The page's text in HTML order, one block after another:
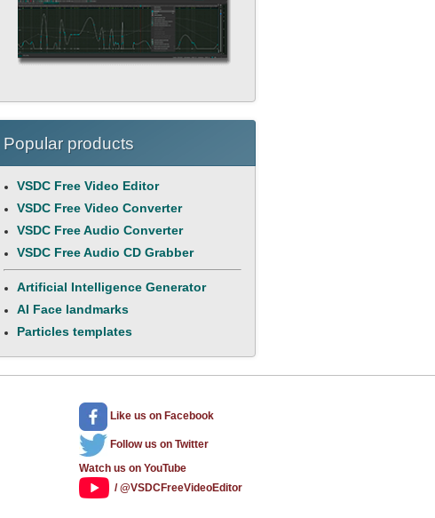
Popular products
VSDC Free Video Editor
VSDC Free Video Converter
VSDC Free Audio Converter
VSDC Free Audio CD Grabber
Artificial Intelligence Generator
AI Face landmarks
Particles templates
Like us on Facebook
Follow us on Twitter
Watch us on YouTube
/ @VSDCFreeVideoEditor